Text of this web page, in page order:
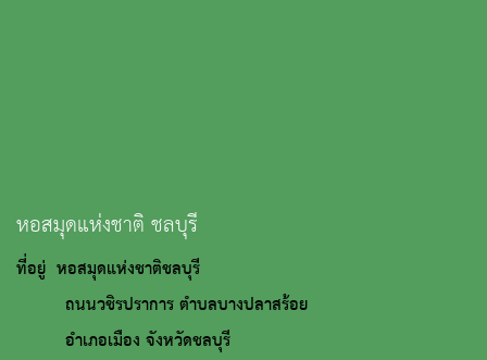
หอสมุดแห่งชาติ ชลบุรี
ที่อยู่ หอสมุดแห่งชาติชลบุรี
ถนนวชิรปราการ ตำบลบางปลาสร้อย
อำเภอเมือง จังหวัดชลบุรี